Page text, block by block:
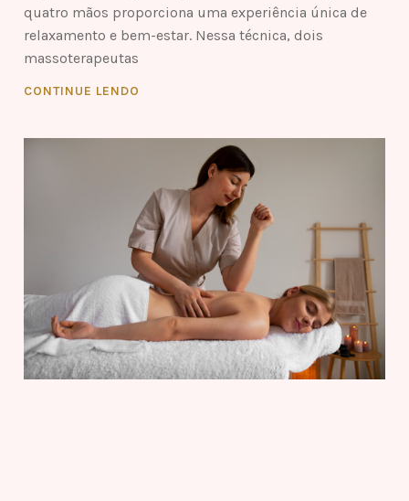
quatro mãos proporciona uma experiência única de
relaxamento e bem-estar. Nessa técnica, dois
massoterapeutas
CONTINUE LENDO